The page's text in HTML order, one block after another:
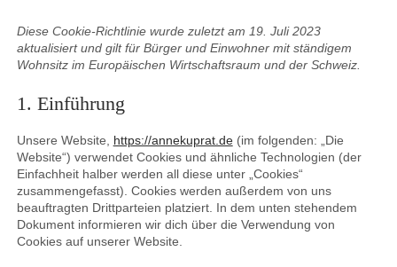
Diese Cookie-Richtlinie wurde zuletzt am 19. Juli 2023
aktualisiert und gilt für Bürger und Einwohner mit ständigem
Wohnsitz im Europäischen Wirtschaftsraum und der Schweiz.
1. Einführung
Unsere Website, https://annekuprat.de(im folgenden: „Die
Website“) verwendet Cookies und ähnliche Technologien (der
Einfachheit halber werden all diese unter „Cookies“
zusammengefasst). Cookies werden außerdem von uns
beauftragten Drittparteien platziert. In dem unten stehendem
Dokument informieren wir dich über die Verwendung von
Cookies auf unserer Website.